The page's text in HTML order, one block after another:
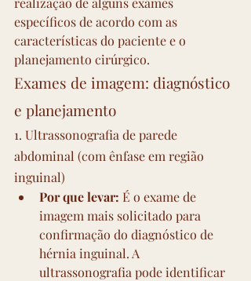
específicos de acordo com as
características do paciente e o
planejamento cirúrgico.
Exames de imagem: diagnóstico
e planejamento
1. Ultrassonografia de parede
abdominal (com ênfase em região
inguinal)
Por que levar: É o exame de
imagem mais solicitado para
confirmação do diagnóstico de
hérnia inguinal. A
ultrassonografia pode identificar